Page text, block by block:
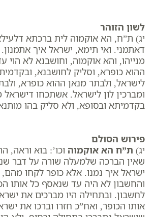
לשון הזוהר
יג) ת”ח, הא אוקמוה לית ברכתא
דאתמני. ואי תימא, ישראל איך
מנייהו, והא אוקמוה, וחושבנא לא הוי
ההוא כופרא, וסליק לחושבנא,
לישראל, ולבתר מנאן ההוא כופרא,
ומברכין לון לישראל. אשתכחו דישראל
בקדמיתא ובסופא, ולא סליק בהו
פירוש הסולם
יג) ת”ח הא אוקמוה וכו’: בוא וראה,
שאין הברכה שלמעלה שורה על דבר
ישראל איך נמנו. אלא כופר לקחו מהם,
והחשבון לא היה עד שנאסף כל אותו
לחשבון. ובתחילה היו מברכים את
אותו הכופר, ואח”כ חזרו וברכו את